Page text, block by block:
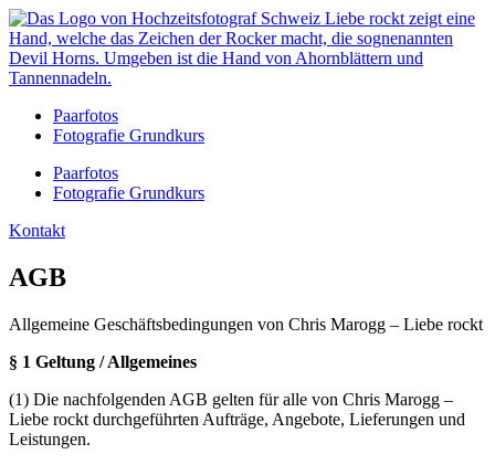
Zum
Inhalt
springen
Paarfotos
Fotografie Grundkurs
Paarfotos
Fotografie Grundkurs
Kontakt
AGB
Allgemeine Geschäftsbedingungen von Chris Marogg – Liebe rockt
§ 1 Geltung / Allgemeines
(1) Die nachfolgenden AGB gelten für alle von Chris Marogg –
Liebe rockt durchgeführten Aufträge, Angebote, Lieferungen und
Leistungen.